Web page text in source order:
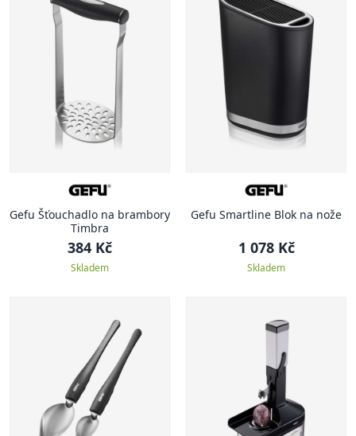
Gefu Šťouchadlo na brambory
Timbra
384 Kč
Skladem
Gefu Smartline Blok na nože
1 078 Kč
Skladem